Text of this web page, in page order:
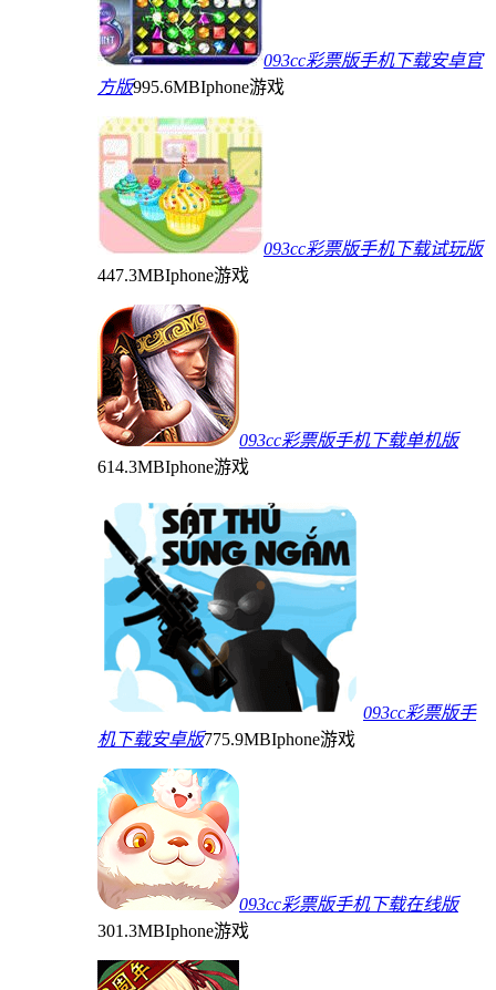
093cc彩票版手机下载安卓官
方版995.6MBIphone游戏
093cc彩票版手机下载试玩版
447.3MBIphone游戏
093cc彩票版手机下载单机版
614.3MBIphone游戏
093cc彩票版手
机下载安卓版775.9MBIphone游戏
093cc彩票版手机下载在线版
301.3MBIphone游戏